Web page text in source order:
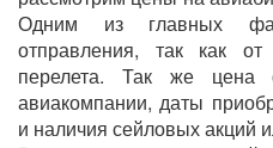
Одним из главных
отправления, так как от
перелета. Так же цена
авиакомпании, даты
и наличия сейловых акций